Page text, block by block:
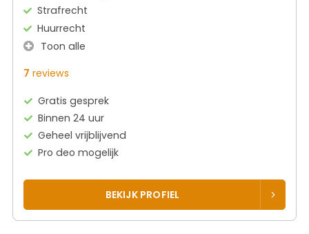
Strafrecht
Huurrecht
Toon alle
7 reviews
Gratis gesprek
Binnen 24 uur
Geheel vrijblijvend
Pro deo mogelijk
BEKIJK PROFIEL